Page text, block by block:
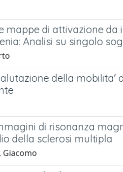
mappe di attivazione
Analisi su singolo
della
di risonanza
della sclerosi multipla
Giacomo